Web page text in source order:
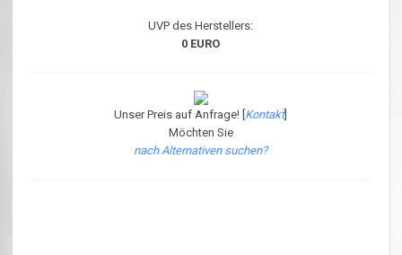
UVP des Herstellers:
0 EURO
Unser Preis auf Anfrage! [ Kontakt]
Möchten Sie
nach Alternativen suchen?